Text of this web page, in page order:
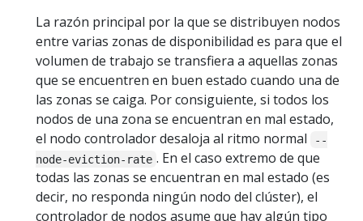
La razón principal por la que se distribuyen nodos
entre varias zonas de disponibilidad es para que el
volumen de trabajo se transfiera a aquellas zonas
que se encuentren en buen estado cuando una de
las zonas se caiga. Por consiguiente, si todos los
nodos de una zona se encuentran en mal estado,
el nodo controlador desaloja al ritmo normal
--
node-eviction-rate . En el caso extremo de que
todas las zonas se encuentran en mal estado (es
decir, no responda ningún nodo del clúster), el
controlador de nodos asume que hay algún tipo